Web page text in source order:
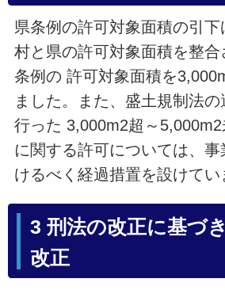
県条例の許可対象面積の引
村と県の許可対象面積を整
条例の 許可対象面積を
ました。また、盛土規制法
行った 3,000m2超～
に関する許可については、
けるべく経過措置を設けてい
3 刑法の改正に基づ
改正